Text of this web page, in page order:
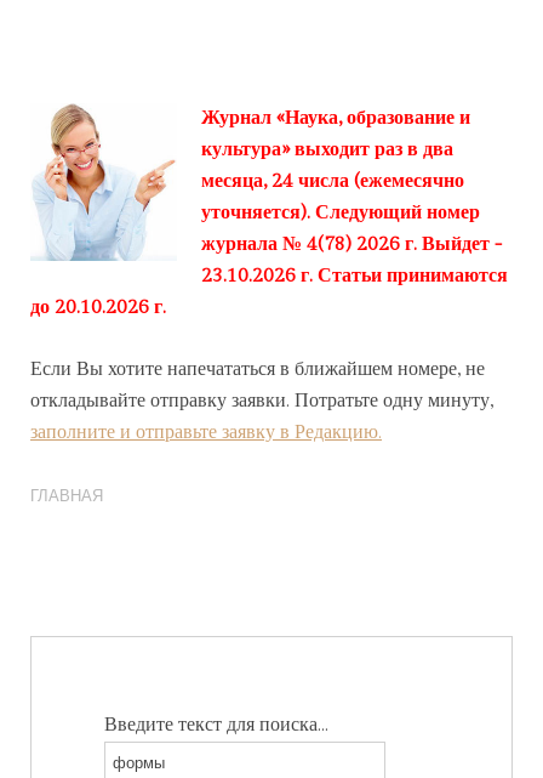
Журнал «Наука, образование и
культура» выходит раз в два
месяца, 24 числа (ежемесячно
уточняется). Следующий номер
журнала № 4(78) 2026 г. Выйдет -
23.10.2026 г. Статьи принимаются
до 20.10.2026 г.
Если Вы хотите напечататься в ближайшем номере, не
откладывайте отправку заявки. Потратьте одну минуту,
заполните и отправьте заявку в Редакцию.
ГЛАВНАЯ
Введите текст для поиска...